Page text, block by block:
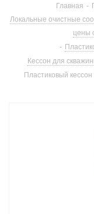
Главная -
Локальные очистные
цены
-
Кессон для
Пластиковый